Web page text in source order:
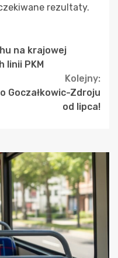
rezultaty.
na krajowej
linii PKM
Kolejny:
Goczałkowic-Zdroju
od lipca!